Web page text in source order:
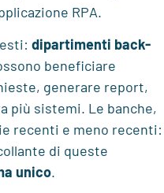
RPA.
dipartimenti back-
beneficiare
generare report,
più sistemi. Le banche,
recenti e meno recenti:
di queste
unico.